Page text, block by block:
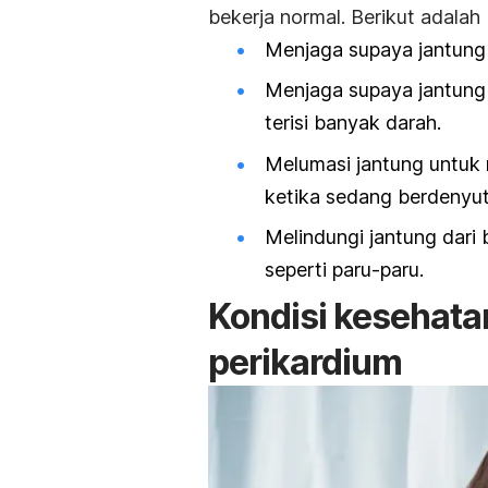
bekerja normal. Berikut
Menjaga supaya
Menjaga supaya
terisi banyak darah.
Melumasi jantung
ketika sedang
Melindungi jantung dari
seperti paru-paru.
Kondisi
perikardium